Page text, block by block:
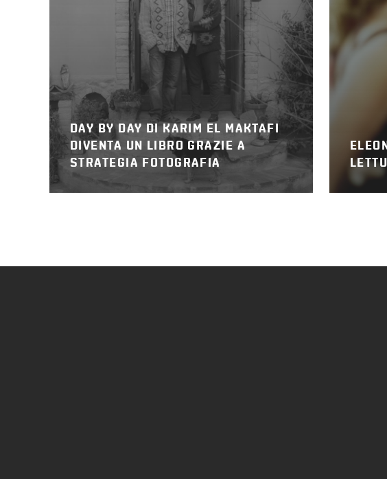
DAY BY DAY DI KARIM EL MAKTAFI
DIVENTA UN LIBRO GRAZIE A
STRATEGIA FOTOGRAFIA